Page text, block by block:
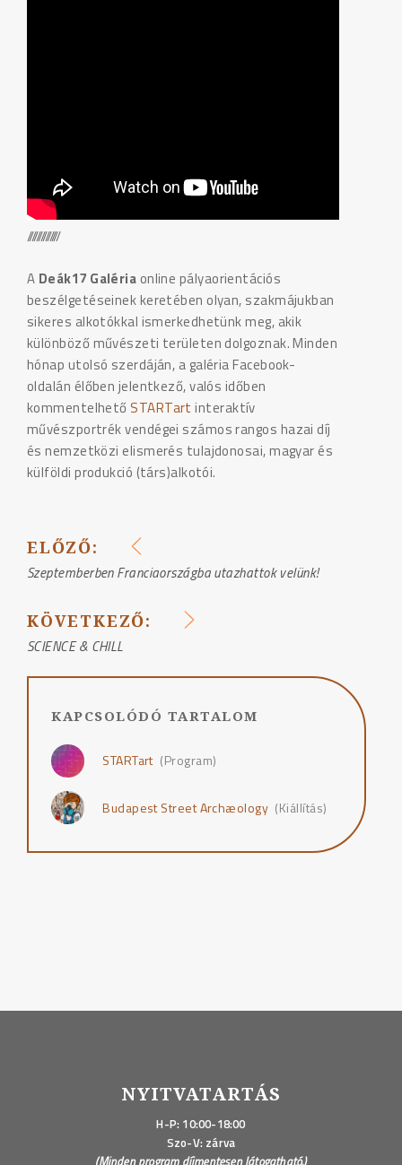
//////////////
A Deák17 Galéria online pályaorientációs
beszélgetéseinek keretében olyan, szakmájukban
sikeres alkotókkal ismerkedhetünk meg, akik
különböző művészeti területen dolgoznak. Minden
hónap utolsó szerdáján, a galéria Facebook-
oldalán élőben jelentkező, valós időben
kommentelhető STARTart interaktív
művészportrék vendégei számos rangos hazai díj
és nemzetközi elismerés tulajdonosai, magyar és
külföldi produkció (társ)alkotói.
BEJEGYZÉS
NAVIGÁCIÓ
ELŐZŐ:
Szeptemberben Franciaországba utazhattok velünk!
KÖVETKEZŐ:
SCIENCE & CHILL
KAPCSOLÓDÓ TARTALOM
STARTart (Program)
Budapest Street Archæology (Kiállítás)
NYITVATARTÁS
H-P: 10:00-18:00
Szo-V: zárva